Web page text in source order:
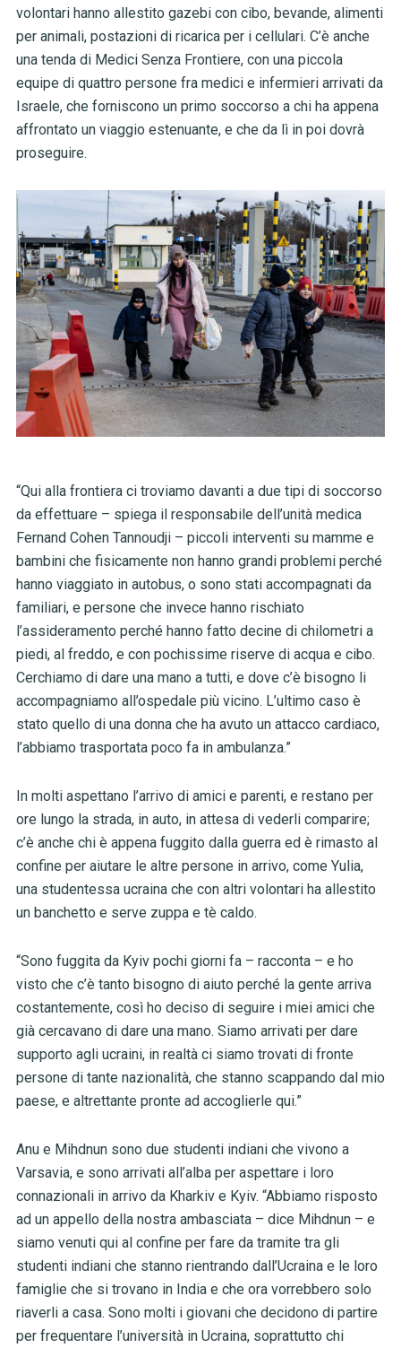
volontari hanno allestito gazebi con cibo, bevande, alimenti
per animali, postazioni di ricarica per i cellulari. C’è anche
una tenda di Medici Senza Frontiere, con una piccola
equipe di quattro persone fra medici e infermieri arrivati da
Israele, che forniscono un primo soccorso a chi ha appena
affrontato un viaggio estenuante, e che da lì in poi dovrà
proseguire.
“Qui alla frontiera ci troviamo davanti a due tipi di soccorso
da effettuare – spiega il responsabile dell’unità medica
Fernand Cohen Tannoudji – piccoli interventi su mamme e
bambini che fisicamente non hanno grandi problemi perché
hanno viaggiato in autobus, o sono stati accompagnati da
familiari, e persone che invece hanno rischiato
l’assideramento perché hanno fatto decine di chilometri a
piedi, al freddo, e con pochissime riserve di acqua e cibo.
Cerchiamo di dare una mano a tutti, e dove c’è bisogno li
accompagniamo all’ospedale più vicino. L’ultimo caso è
stato quello di una donna che ha avuto un attacco cardiaco,
l’abbiamo trasportata poco fa in ambulanza.”
In molti aspettano l’arrivo di amici e parenti, e restano per
ore lungo la strada, in auto, in attesa di vederli comparire;
c’è anche chi è appena fuggito dalla guerra ed è rimasto al
confine per aiutare le altre persone in arrivo, come Yulia,
una studentessa ucraina che con altri volontari ha allestito
un banchetto e serve zuppa e tè caldo.
“Sono fuggita da Kyiv pochi giorni fa – racconta – e ho
visto che c’è tanto bisogno di aiuto perché la gente arriva
costantemente, così ho deciso di seguire i miei amici che
già cercavano di dare una mano. Siamo arrivati per dare
supporto agli ucraini, in realtà ci siamo trovati di fronte
persone di tante nazionalità, che stanno scappando dal mio
paese, e altrettante pronte ad accoglierle qui.”
Anu e Mihdnun sono due studenti indiani che vivono a
Varsavia, e sono arrivati all’alba per aspettare i loro
connazionali in arrivo da Kharkiv e Kyiv. “Abbiamo risposto
ad un appello della nostra ambasciata – dice Mihdnun – e
siamo venuti qui al confine per fare da tramite tra gli
studenti indiani che stanno rientrando dall’Ucraina e le loro
famiglie che si trovano in India e che ora vorrebbero solo
riaverli a casa. Sono molti i giovani che decidono di partire
per frequentare l’università in Ucraina, soprattutto chi